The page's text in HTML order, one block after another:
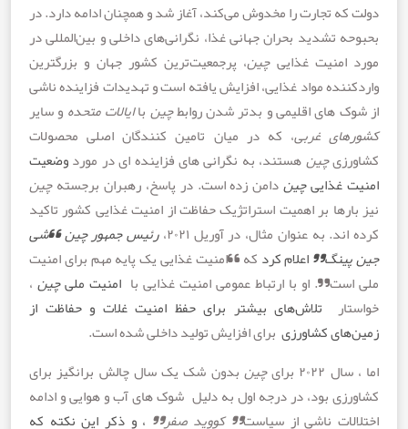
تجارت را مخدوش می‌کند، آغاز شد و همچنان ادامه دارد. در
تشدید بحران جهانی غذا، نگرانی‌های داخلی و بین‌المللی در
امنیت غذاییچین، پرجمعیت‌ترین کشور جهان و بزرگترین
مواد غذایی، افزایش یافته است و تهدیدات فزاینده ناشی
های اقلیمی و بدتر شدن روابطچینباایالات متحدهو سایر
غربی ، که در میان تامین کنندگان اصلی محصولات
چینهستند، به نگرانی های فزاینده ای در موردوضعیت
غذایی چیندامن زده است. در پاسخ، رهبران برجستهچین
بر اهمیت استراتژیک حفاظت از امنیت غذایی کشور تاکید
به عنوان مثال، در آوریل ۲۰۲۱،
رئیس جمهور چین“شی
”اعلام کردکه “امنیت غذایی یک پایه مهم برای امنیت
او با ارتباط عمومی امنیت غذایی با امنیت ملی چین،
تلاشهای بیشتر برای حفظ امنیت غلات و حفاظت
از
کشاورزیبرای افزایش تولید داخلی شده است.
چینبدون شک یک سال چالش برانگیز برای
بود، در درجه اول به دلیل شوک های آب و هوایی و ادامه
ناشی از سیاست ” کووید صفر” ،و ذکر این نکته
که